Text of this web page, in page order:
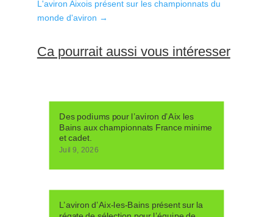
L'aviron Aixois présent sur les championnats du
monde d'aviron →
Ca pourrait aussi vous intéresser
Des podiums pour l’aviron d’Aix les
Bains aux championnats France minime
et cadet.
Juil 9, 2026
L’aviron d’Aix-les-Bains présent sur la